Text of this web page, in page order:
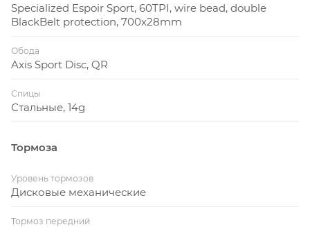
Specialized Espoir Sport, 60TPI, wire bead, double
BlackBelt protection, 700x28mm
Обода
Axis Sport Disc, QR
Спицы
Стальные, 14g
Тормоза
Уровень тормозов
Дисковые механические
Тормоз передний